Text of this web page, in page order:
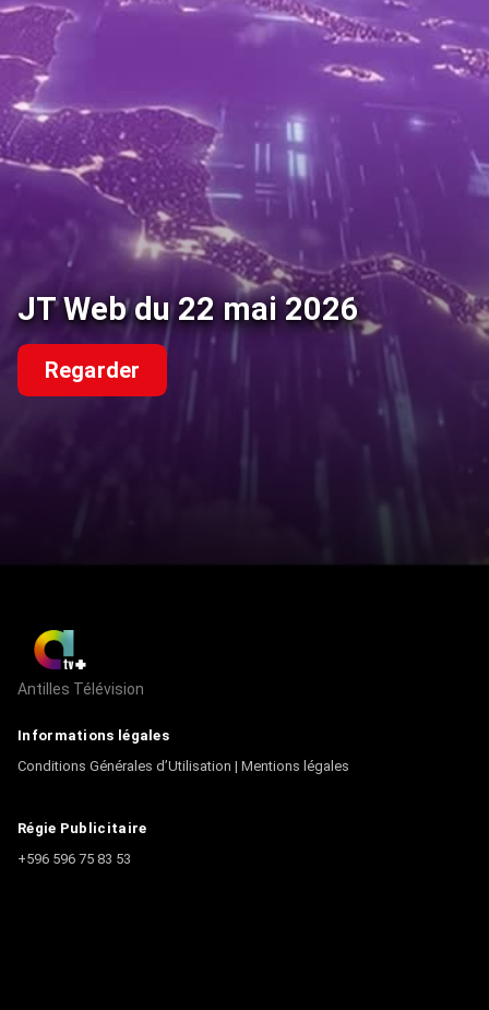
JT Web du 22 mai 2026
Regarder
Antilles Télévision
Informations légales
Conditions Générales d’Utilisation | Mentions légales
Régie Publicitaire
+596 596 75 83 53